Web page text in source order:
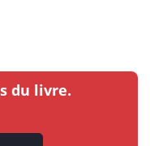
du livre.